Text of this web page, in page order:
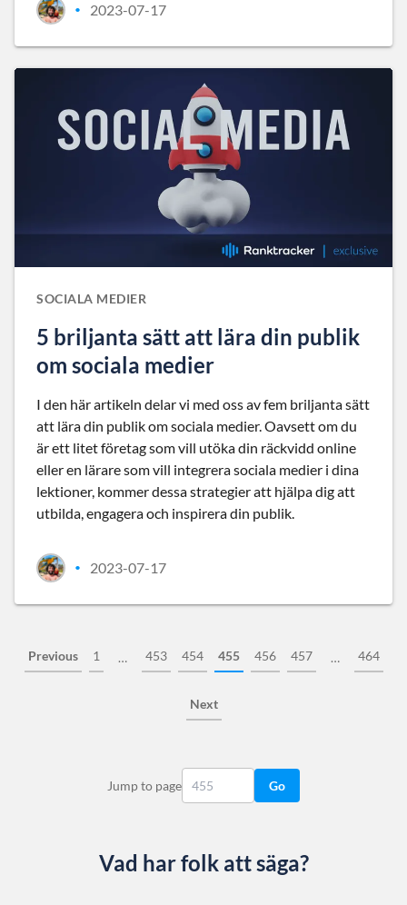
• 2023-07-17
SOCIALA MEDIER
5 briljanta sätt att lära din publik
om sociala medier
I den här artikeln delar vi med oss av fem briljanta sätt
att lära din publik om sociala medier. Oavsett om du
är ett litet företag som vill utöka din räckvidd online
eller en lärare som vill integrera sociala medier i dina
lektioner, kommer dessa strategier att hjälpa dig att
utbilda, engagera och inspirera din publik.
• 2023-07-17
Previous 1 … 453 454 455 456 457 … 464
Next
Jump to page Go
Vad har folk att säga?